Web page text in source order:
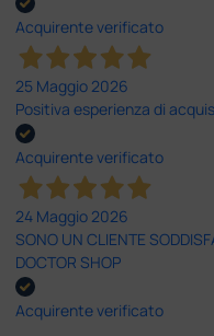
Acquirente verificato
25 Maggio 2026
Positiva esperienza di
Acquirente verificato
24 Maggio 2026
SONO UN CLIENTE
DOCTOR SHOP
Acquirente verificato